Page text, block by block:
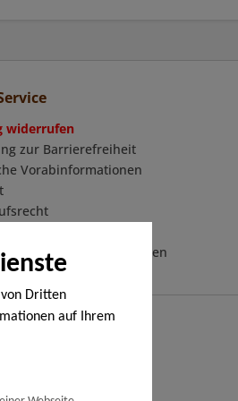
Dritten
auf Ihrem
werden. Bei
Cookies
widerrufen
zur Barrierefreiheit
Vorabinformationen
Geschäftsbedingungen